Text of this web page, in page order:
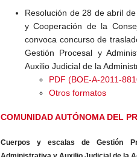
Resolución de 28 de abril
y Cooperación de la
convoca concurso de
Gestión Procesal y
Auxilio Judicial de la
PDF (BOE-A-2011-
Otros formatos
COMUNIDAD AUTÓNOMA DEL
Cuerpos y escalas de Gestión
Administrativa y Auxilio Judicial de la